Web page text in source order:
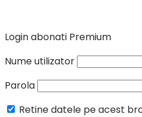
Login abonati Premium
Nume utilizator
Parola
Retine datele pe acest